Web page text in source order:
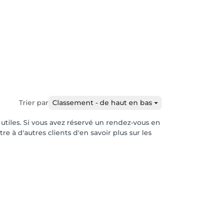
Trier par Classement - de haut en bas
Si vous avez réservé un rendez-vous en
à d'autres clients d'en savoir plus sur les